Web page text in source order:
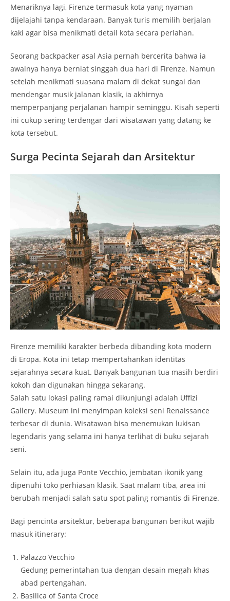
Menariknya lagi, Firenze termasuk kota yang nyaman
dijelajahi tanpa kendaraan. Banyak turis memilih berjalan
kaki agar bisa menikmati detail kota secara perlahan.
Seorang backpacker asal Asia pernah bercerita bahwa ia
awalnya hanya berniat singgah dua hari di Firenze. Namun
setelah menikmati suasana malam di dekat sungai dan
mendengar musik jalanan klasik, ia akhirnya
memperpanjang perjalanan hampir seminggu. Kisah seperti
ini cukup sering terdengar dari wisatawan yang datang ke
kota tersebut.
Surga Pecinta Sejarah dan Arsitektur
Firenze memiliki karakter berbeda dibanding kota modern
di Eropa. Kota ini tetap mempertahankan identitas
sejarahnya secara kuat. Banyak bangunan tua masih berdiri
kokoh dan digunakan hingga sekarang.
Salah satu lokasi paling ramai dikunjungi adalah Uffizi
Gallery. Museum ini menyimpan koleksi seni Renaissance
terbesar di dunia. Wisatawan bisa menemukan lukisan
legendaris yang selama ini hanya terlihat di buku sejarah
seni.
Selain itu, ada juga Ponte Vecchio, jembatan ikonik yang
dipenuhi toko perhiasan klasik. Saat malam tiba, area ini
berubah menjadi salah satu spot paling romantis di Firenze.
Bagi pencinta arsitektur, beberapa bangunan berikut wajib
masuk itinerary:
Palazzo Vecchio
Gedung pemerintahan tua dengan desain megah khas
abad pertengahan.
Basilica of Santa Croce